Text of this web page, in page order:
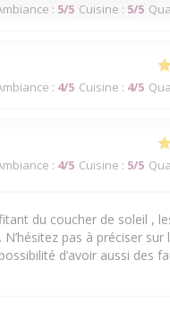
: 5/5 Cuisine : 5/5
: 4/5 Cuisine : 4/5
: 4/5 Cuisine : 5/5
du coucher de soleil ,
pas à préciser sur
d’avoir aussi des